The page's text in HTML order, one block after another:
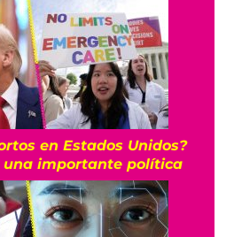
en Estados Unidos?
una importante política